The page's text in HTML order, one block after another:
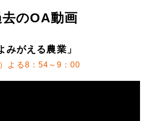
去のOA動画
みがえる農業」
よる8：54～9：00